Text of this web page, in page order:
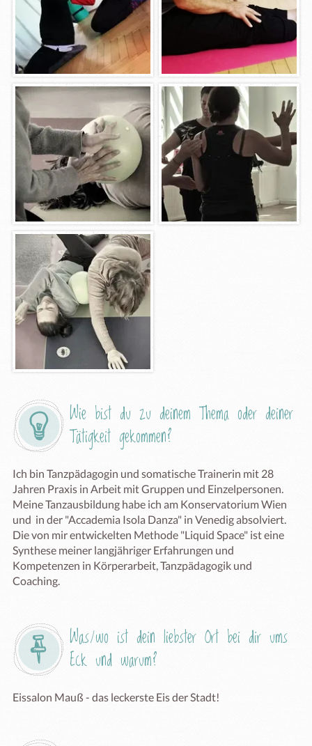
Wie bist du zu deinem Thema oder deiner
Tätigkeit gekommen?
Ich bin Tanzpädagogin und somatische Trainerin mit 28
Jahren Praxis in Arbeit mit Gruppen und Einzelpersonen.
Meine Tanzausbildung habe ich am Konservatorium Wien
und  in der "Accademia Isola Danza" in Venedig absolviert.
Die von mir entwickelten Methode "Liquid Space" ist eine
Synthese meiner langjähriger Erfahrungen und
Kompetenzen in Körperarbeit, Tanzpädagogik und
Coaching.
Was/wo ist dein liebster Ort bei dir ums
Eck und warum?
Eissalon Mauß - das leckerste Eis der Stadt!